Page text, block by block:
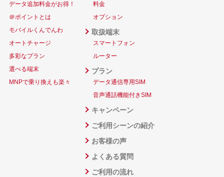
データ追加料金がお得！
＠ポイントとは
モバイルくんでんわ
オートチャージ
多彩なプラン
選べる端末
MNPで乗り換えも楽々
料金
オプション
取扱端末
スマートフォン
ルーター
プラン
データ通信専用SIM
音声通話機能付きSIM
キャンペーン
ご利用シーンの紹介
お客様の声
よくある質問
ご利用の流れ